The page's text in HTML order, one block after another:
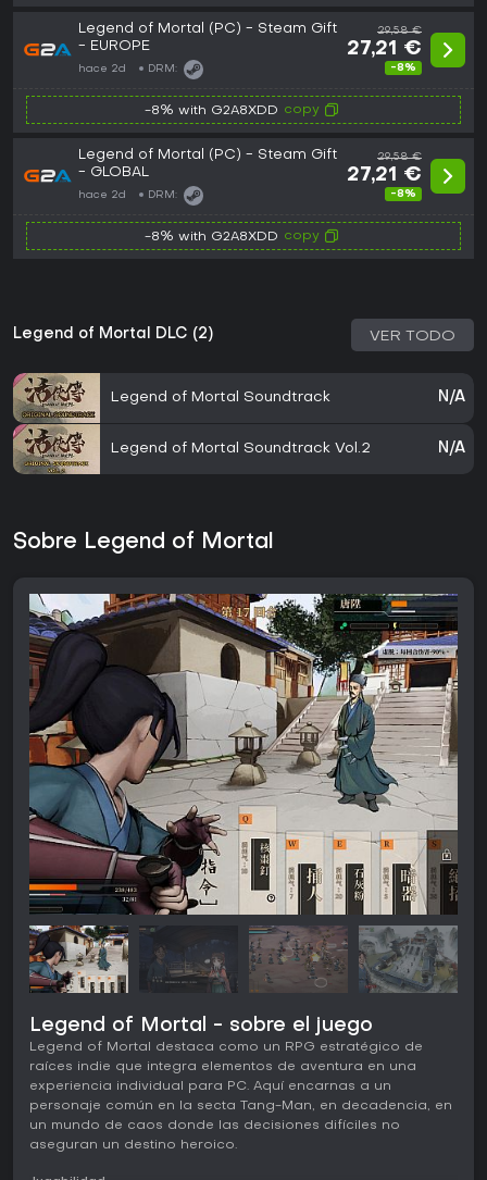
Legend of Mortal (PC) - Steam Gift
- EUROPE
hace 2d DRM:
29,58 €
27,21 €
-8%
-8% with G2A8XDD copy
Legend of Mortal (PC) - Steam Gift
- GLOBAL
hace 2d DRM:
29,58 €
27,21 €
-8%
-8% with G2A8XDD copy
Legend of Mortal DLC (2) VER TODO
Legend of Mortal Soundtrack N/A
Legend of Mortal Soundtrack Vol.2 N/A
Sobre Legend of Mortal
Legend of Mortal - sobre el juego
Legend of Mortal destaca como un RPG estratégico de
raíces indie que integra elementos de aventura en una
experiencia individual para PC. Aquí encarnas a un
personaje común en la secta Tang-Man, en decadencia, en
un mundo de caos donde las decisiones difíciles no
aseguran un destino heroico.